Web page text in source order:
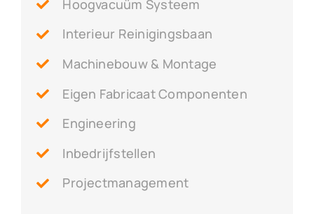
Hoogvacuüm Systeem
Interieur Reinigingsbaan
Machinebouw & Montage
Eigen Fabricaat Componenten
Engineering
Inbedrijfstellen
Projectmanagement